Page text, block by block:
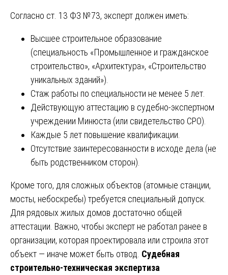
Согласно ст. 13 ФЗ №73, эксперт должен иметь:
Высшее строительное образование
(специальность «Промышленное и гражданское
строительство», «Архитектура», «Строительство
уникальных зданий»).
Стаж работы по специальности не менее 5 лет.
Действующую аттестацию в судебно-экспертном
учреждении Минюста (или свидетельство СРО).
Каждые 5 лет повышение квалификации.
Отсутствие заинтересованности в исходе дела (не
быть родственником сторон).
Кроме того, для сложных объектов (атомные станции,
мосты, небоскребы) требуется специальный допуск.
Для рядовых жилых домов достаточно общей
аттестации. Важно, чтобы эксперт не работал ранее в
организации, которая проектировала или строила этот
объект — иначе может быть отвод. Судебная
строительно-техническая экспертиза